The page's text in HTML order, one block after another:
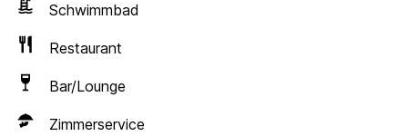
Schwimmbad
Restaurant
Bar/Lounge
Zimmerservice